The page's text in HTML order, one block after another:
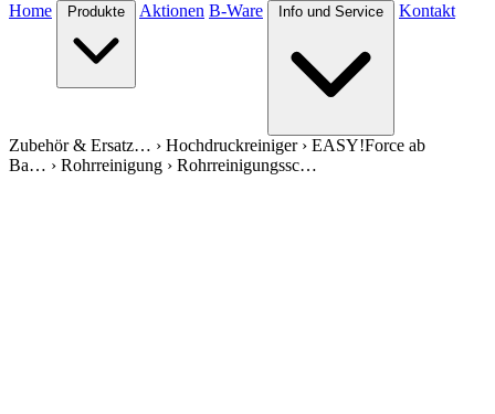
Home Produkte Aktionen B-Ware Info und Service Kontakt
Zubehör & Ersatz… › Hochdruckreiniger› EASY!Force ab
Ba… › Rohrreinigung › Rohrreinigungssc…